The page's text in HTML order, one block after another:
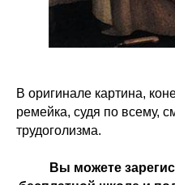
В оригинале картина,
ремейка, судя по всему,
трудоголизма.
Вы можете